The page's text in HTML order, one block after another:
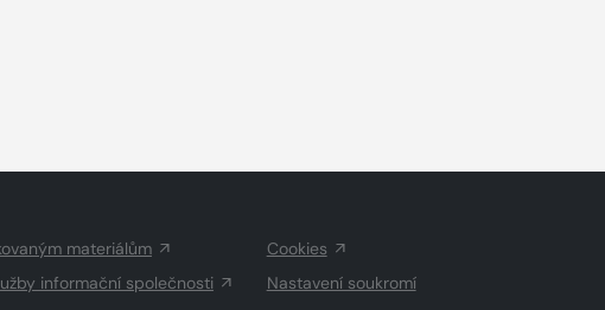
materiálům
informační společnosti
Cookies
Nastavení soukromí